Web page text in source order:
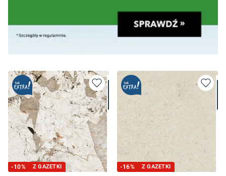
-10% Z GAZETKI -16% Z GAZETKI